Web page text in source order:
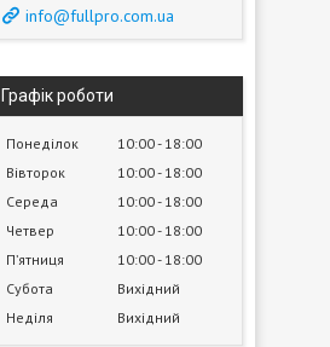
info@fullpro.com.ua
Графік роботи
Понеділок 10:00 18:00
Вівторок
10:00 18:00
Середа
10:00 18:00
Четвер
10:00 18:00
Пʼятниця
10:00 18:00
Субота
Вихідний
Неділя
Вихідний